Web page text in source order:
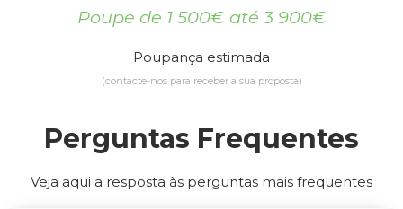
Poupe de 1 500€ até 3 900€
Poupança estimada
(contacte-nos para receber a sua proposta)
Perguntas Frequentes
Veja aqui a resposta às perguntas mais frequentes